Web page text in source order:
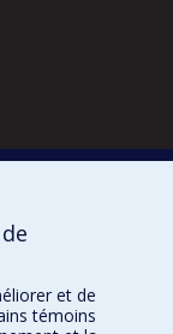
et de
témoins